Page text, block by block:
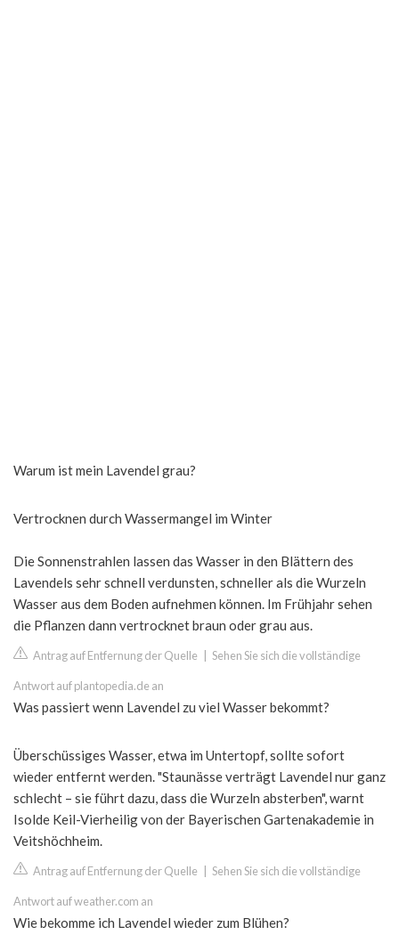
Warum ist mein Lavendel grau?
Vertrocknen durch Wassermangel im Winter
Die Sonnenstrahlen lassen das Wasser in den Blättern des
Lavendels sehr schnell verdunsten, schneller als die Wurzeln
Wasser aus dem Boden aufnehmen können. Im Frühjahr sehen
die Pflanzen dann vertrocknet braun oder grau aus.
Antrag auf Entfernung der Quelle Sehen Sie sich die vollständige
Antwort auf plantopedia.de an
Was passiert wenn Lavendel zu viel Wasser bekommt?
Überschüssiges Wasser, etwa im Untertopf, sollte sofort
wieder entfernt werden. "Staunässe verträgt Lavendel nur ganz
schlecht – sie führt dazu, dass die Wurzeln absterben", warnt
Isolde Keil-Vierheilig von der Bayerischen Gartenakademie in
Veitshöchheim.
Antrag auf Entfernung der Quelle Sehen Sie sich die vollständige
Antwort auf weather.com an
Wie bekomme ich Lavendel wieder zum Blühen?